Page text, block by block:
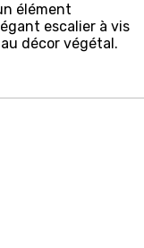
élément
escalier à vis
décor végétal.